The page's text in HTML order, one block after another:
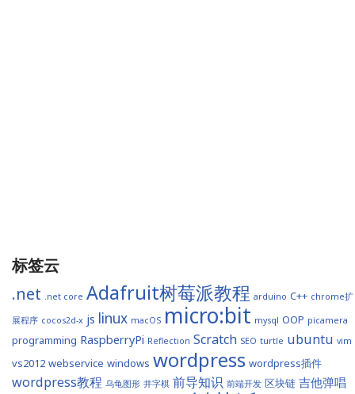
标签云
.net
.net core Adafruit树莓派教程 arduino C++ chrome扩
展程序 cocos2d-x js linux macOS micro:bit mysql OOP picamera
programming RaspberryPi Reflection Scratch SEO turtle ubuntu vim
vs2012 webservice windows wordpress wordpress插件
wordpress教程 乌龟图形 井字棋 前导知识 前端开发 区块链 吉他弹唱